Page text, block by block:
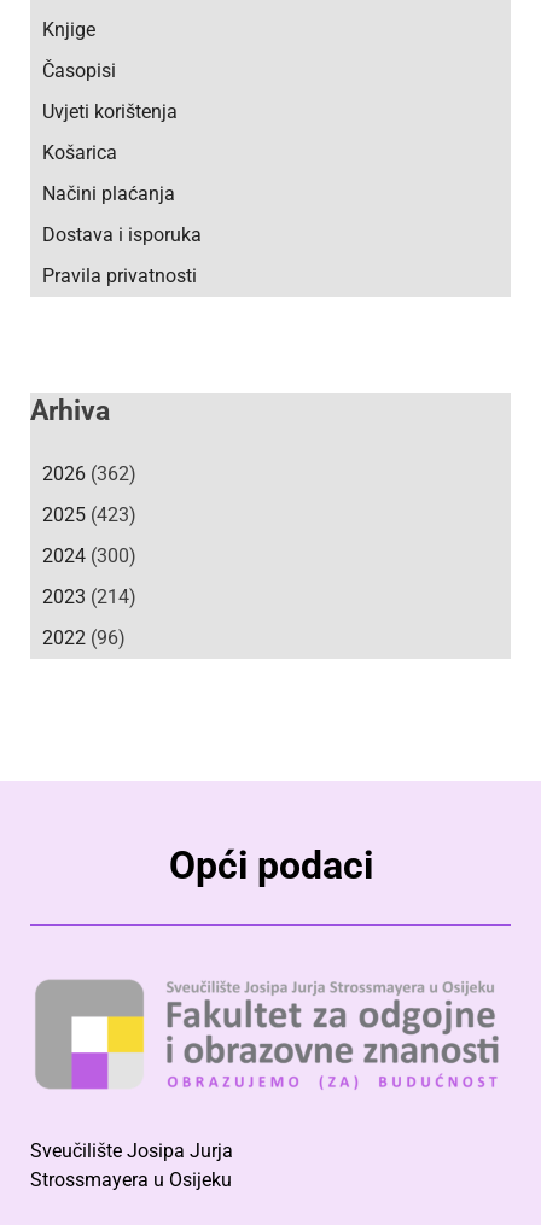
Knjige
Časopisi
Uvjeti korištenja
Košarica
Načini plaćanja
Dostava i isporuka
Pravila privatnosti
Arhiva
2026 (362)
2025 (423)
2024 (300)
2023 (214)
2022 (96)
Opći podaci
Sveučilište Josipa Jurja
Strossmayera u Osijeku